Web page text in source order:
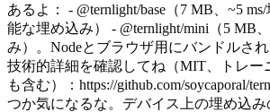
あるよ： - @ternlight/base（7 MB、~5
能な埋め込み） - @ternlight/mini（5 MB
み）。Nodeとブラウザ用にバンドルさ
技術的詳細を確認してね（MIT、トレー
も含む）：https://github.com/soycaporal/
つか気になるな。デバイス上の埋め込